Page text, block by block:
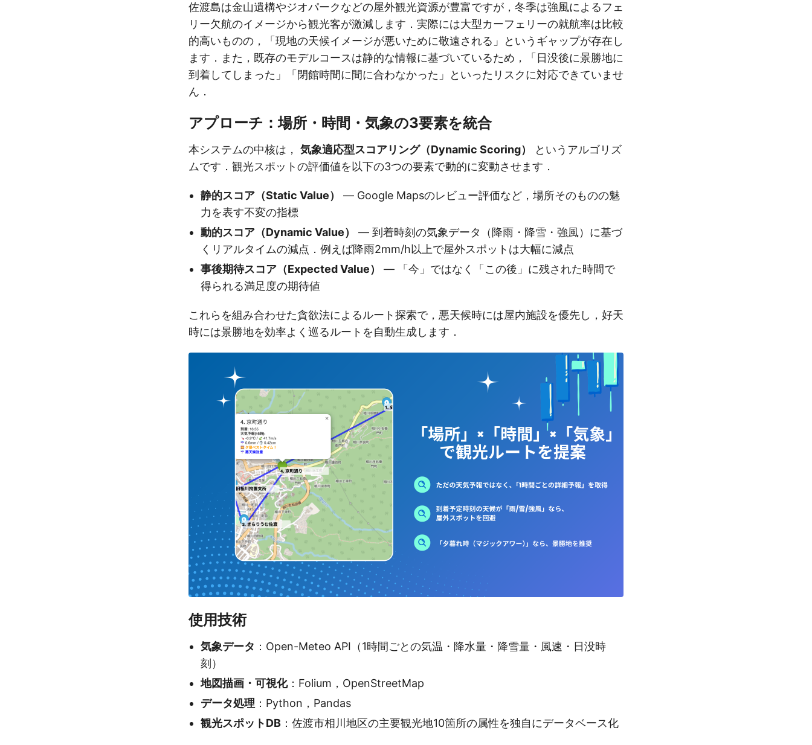
佐渡島は金山遺構やジオパークなどの屋外観光資源が豊富ですが，冬季は強風によるフェ
リー欠航のイメージから観光客が激減します．実際には大型カーフェリーの就航率は比較
的高いものの，「現地の天候イメージが悪いために敬遠される」というギャップが存在し
ます．また，既存のモデルコースは静的な情報に基づいているため，「日没後に景勝地に
到着してしまった」「閉館時間に間に合わなかった」といったリスクに対応できていませ
ん．
アプローチ：場所・時間・気象の3要素を統合
本システムの中核は， 気象適応型スコアリング（Dynamic Scoring）
というアルゴリズ
ムです．観光スポットの評価値を以下の3つの要素で動的に変動させます．
静的スコア（Static Value）
— Google Mapsのレビュー評価など，場所そのものの魅
力を表す不変の指標
動的スコア（Dynamic Value）
— 到着時刻の気象データ（降雨・降雪・強風）に基づ
くリアルタイムの減点．例えば降雨2mm/h以上で屋外スポットは大幅に減点
事後期待スコア（Expected Value）
— 「今」ではなく「この後」に残された時間で
得られる満足度の期待値
これらを組み合わせた貪欲法によるルート探索で，悪天候時には屋内施設を優先し，好天
時には景勝地を効率よく巡るルートを自動生成します．
使用技術
気象データ ：Open-Meteo API（1時間ごとの気温・降水量・降雪量・風速・日没時
刻）
地図描画・可視化：Folium，OpenStreetMap
データ処理 ：Python，Pandas
観光スポットDB ：佐渡市相川地区の主要観光地10箇所の属性を独自にデータベース化